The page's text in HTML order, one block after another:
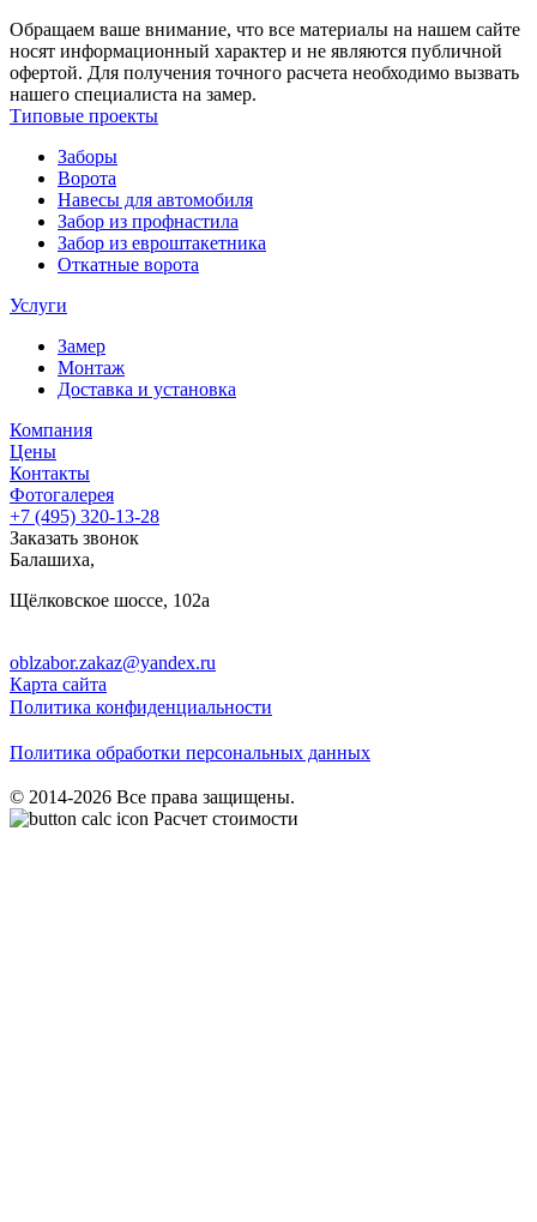
Обращаем ваше внимание, что все материалы на нашем сайте
носят информационный характер и не являются публичной
офертой. Для получения точного расчета необходимо вызвать
нашего специалиста на замер.
Типовые проекты
Заборы
Ворота
Навесы для автомобиля
Забор из профнастила
Забор из евроштакетника
Откатные ворота
Услуги
Замер
Монтаж
Доставка и установка
Компания
Цены
Контакты
Фотогалерея
+7 (495) 320-13-28
Заказать звонок
Балашиха,
Щёлковское шоссе, 102а
oblzabor.zakaz@yandex.ru
Карта сайта
Политика конфиденциальности
Политика обработки персональных данных
© 2014-2026 Все права защищены.
Расчет стоимости